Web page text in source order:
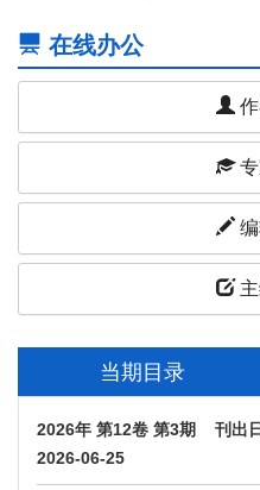
在线办公
专
当期目录
2026年 第12卷 第3期 刊出
2026-06-25